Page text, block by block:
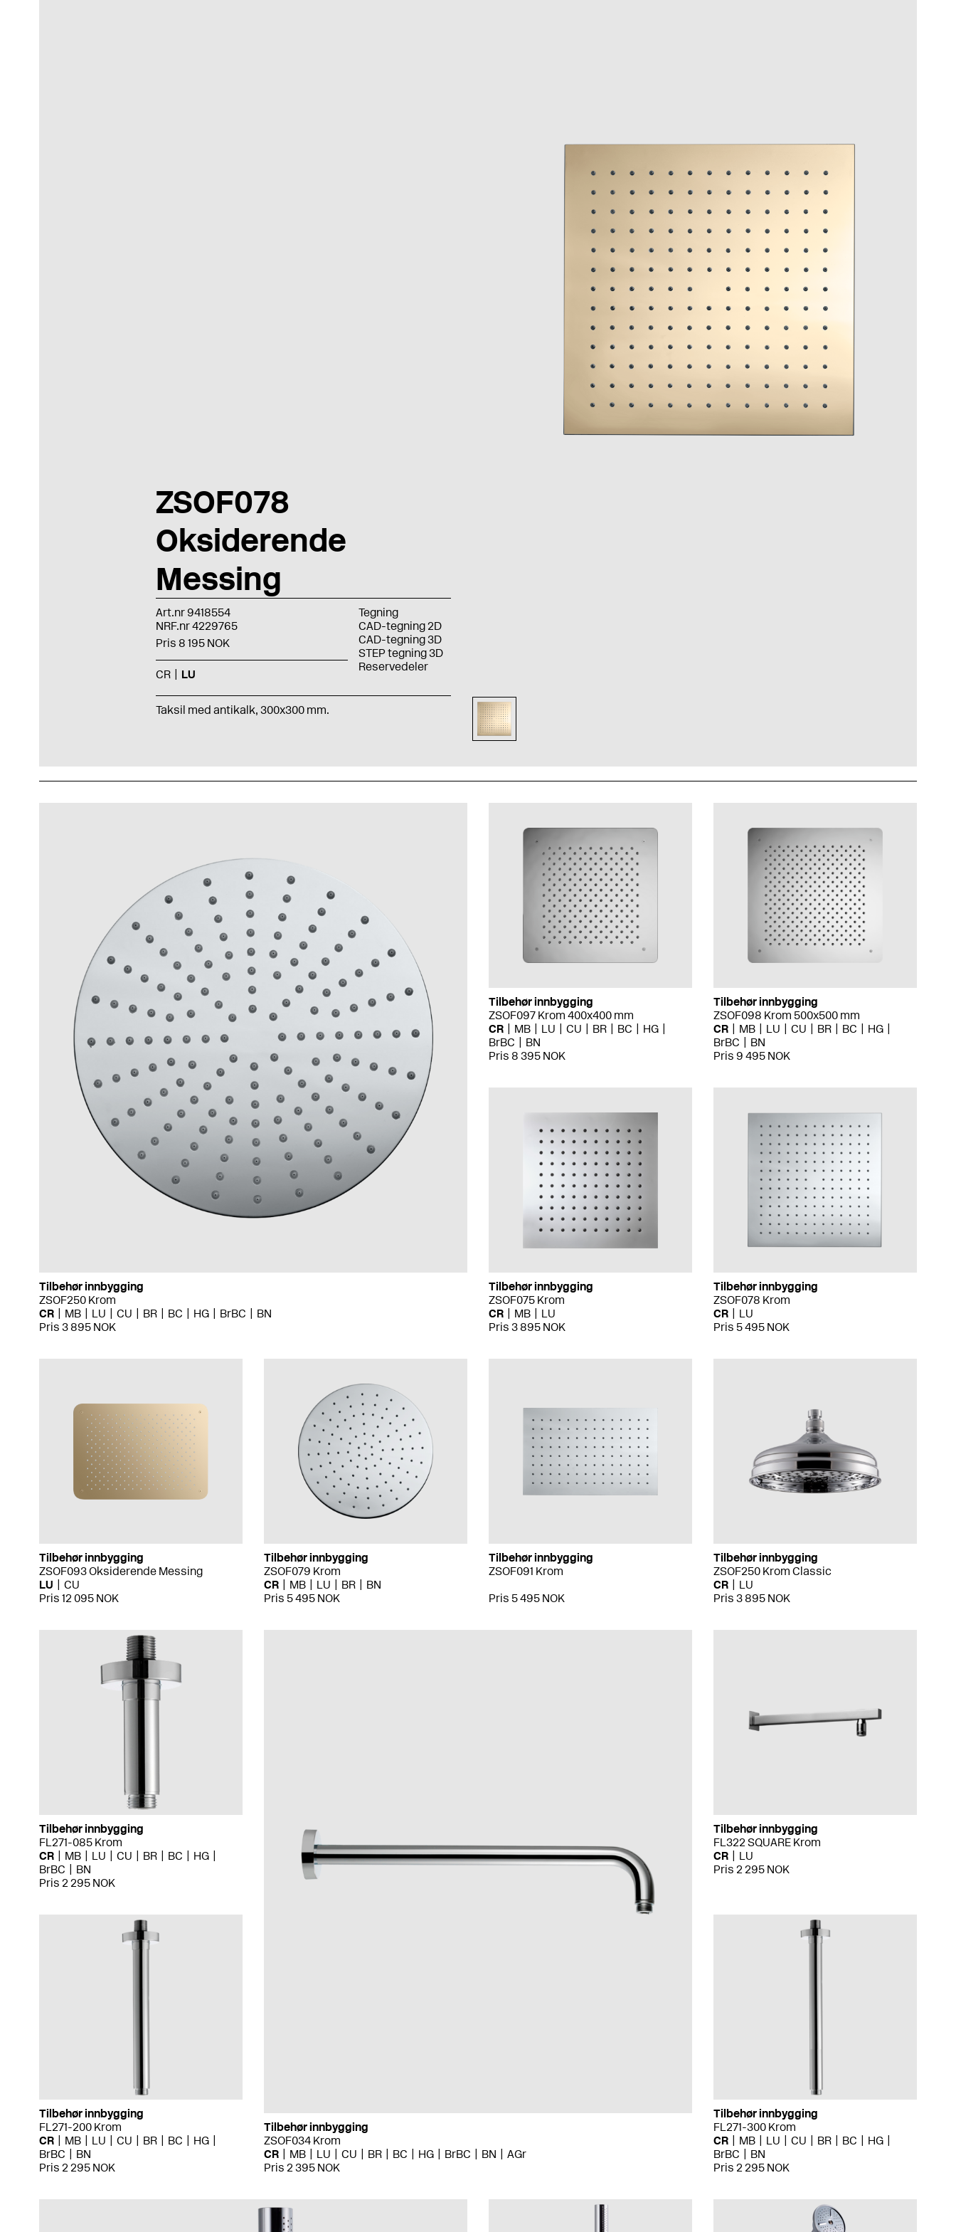
ZSOF078
Oksiderende
Messing
Art.nr 9418554
NRF.nr 4229765
Pris 8 195 NOK
CR LU
Tegning
CAD-tegning 2D
CAD-tegning 3D
STEP tegning 3D
Reservedeler
Taksil med antikalk, 300x300 mm.
Tilbehør innbygging
ZSOF250 Krom
CR
MB LU CU BR BC HG BrBC
BN
Pris 3 895 NOK
Tilbehør innbygging
ZSOF097 Krom 400x400 mm
CR
MB LU CU BR BC
HG
BrBC
BN
Pris 8 395 NOK
Tilbehør innbygging
ZSOF098 Krom 500x500 mm
CR
MB LU CU BR BC
HG
BrBC
BN
Pris 9 495 NOK
Tilbehør innbygging
ZSOF075 Krom
CR
MB
LU
Pris 3 895 NOK
Tilbehør innbygging
ZSOF078 Krom
CR
LU
Pris 5 495 NOK
Tilbehør innbygging
ZSOF093 Oksiderende Messing
LU
CU
Pris 12 095 NOK
Tilbehør innbygging
ZSOF079 Krom
CR
MB LU BR
BN
Pris 5 495 NOK
Tilbehør innbygging
ZSOF091 Krom
Pris 5 495 NOK
Tilbehør innbygging
ZSOF250 Krom Classic
CR
LU
Pris 3 895 NOK
Tilbehør innbygging
FL271-085 Krom
CR
MB LU CU BR BC
HG
BrBC
BN
Pris 2 295 NOK
Tilbehør innbygging
ZSOF034 Krom
CR
MB LU CU BR BC HG BrBC BN
AGr
Pris 2 395 NOK
Tilbehør innbygging
FL322 SQUARE Krom
CR
LU
Pris 2 295 NOK
Tilbehør innbygging
FL271-200 Krom
CR
MB LU CU BR BC
HG
BrBC
BN
Pris 2 295 NOK
Tilbehør innbygging
FL271-300 Krom
CR
MB LU CU BR BC
HG
BrBC
BN
Pris 2 295 NOK